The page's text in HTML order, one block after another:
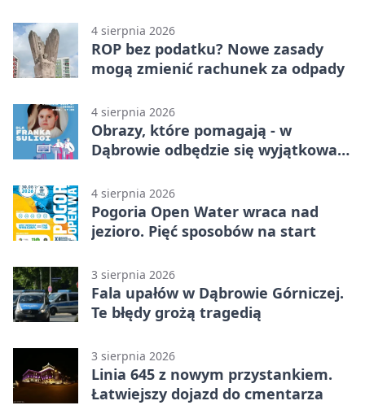
4 sierpnia 2026
ROP bez podatku? Nowe zasady
mogą zmienić rachunek za odpady
4 sierpnia 2026
Obrazy, które pomagają - w
Dąbrowie odbędzie się wyjątkowa
4 sierpnia 2026
Pogoria Open Water wraca nad
jezioro. Pięć sposobów na start
3 sierpnia 2026
Fala upałów w Dąbrowie Górniczej.
Te błędy grożą tragedią
3 sierpnia 2026
Linia 645 z nowym przystankiem.
Łatwiejszy dojazd do cmentarza